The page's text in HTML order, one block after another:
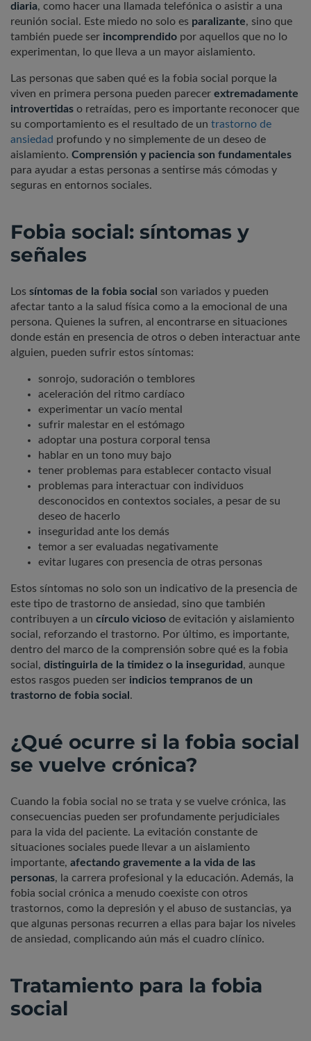
diaria, como hacer una llamada telefónica o asistir a una
reunión social. Este miedo no solo es paralizante, sino que
también puede ser incomprendido por aquellos que no lo
experimentan, lo que lleva a un mayor aislamiento.
Las personas que saben qué es la fobia social porque la
viven en primera persona pueden parecer extremadamente
introvertidas o retraídas, pero es importante reconocer que
su comportamiento es el resultado de un trastorno de
ansiedad profundo y no simplemente de un deseo de
aislamiento. Comprensión y paciencia son fundamentales
para ayudar a estas personas a sentirse más cómodas y
seguras en entornos sociales.
Fobia social: síntomas y
señales
Los síntomas de la fobia social son variados y pueden
afectar tanto a la salud física como a la emocional de una
persona. Quienes la sufren, al encontrarse en situaciones
donde están en presencia de otros o deben interactuar ante
alguien, pueden sufrir estos síntomas:
sonrojo, sudoración o temblores
aceleración del ritmo cardíaco
experimentar un vacío mental
sufrir malestar en el estómago
adoptar una postura corporal tensa
hablar en un tono muy bajo
tener problemas para establecer contacto visual
problemas para interactuar con individuos
desconocidos en contextos sociales, a pesar de su
deseo de hacerlo
inseguridad ante los demás
temor a ser evaluadas negativamente
evitar lugares con presencia de otras personas
Estos síntomas no solo son un indicativo de la presencia de
este tipo de trastorno de ansiedad, sino que también
contribuyen a un círculo vicioso de evitación y aislamiento
social, reforzando el trastorno. Por último, es importante,
dentro del marco de la comprensión sobre qué es la fobia
social, distinguirla de la timidez o la inseguridad, aunque
estos rasgos pueden ser indicios tempranos de un
trastorno de fobia social .
¿Qué ocurre si la fobia social
se vuelve crónica?
Cuando la fobia social no se trata y se vuelve crónica, las
consecuencias pueden ser profundamente perjudiciales
para la vida del paciente. La evitación constante de
situaciones sociales puede llevar a un aislamiento
importante, afectando gravemente a la vida de las
personas, la carrera profesional y la educación. Además, la
fobia social crónica a menudo coexiste con otros
trastornos, como la depresión y el abuso de sustancias, ya
que algunas personas recurren a ellas para bajar los niveles
de ansiedad, complicando aún más el cuadro clínico.
Tratamiento para la fobia
social